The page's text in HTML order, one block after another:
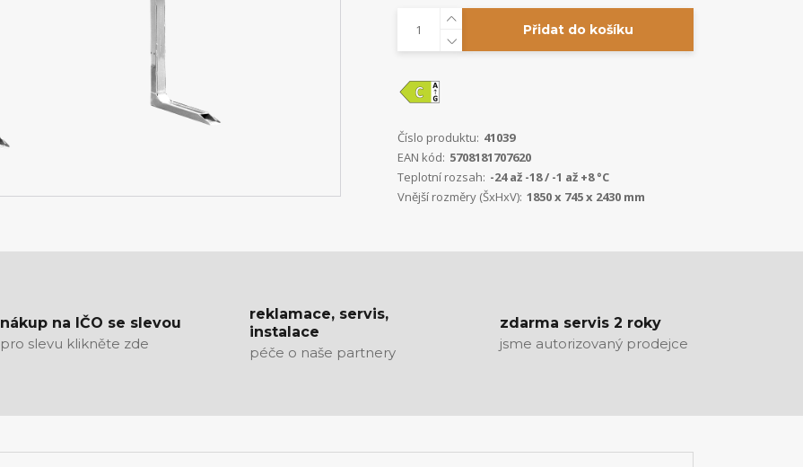
Přidat do košíku
Číslo produktu: 41039
EAN kód: 5708181707620
Teplotní rozsah: -24 až -18 / -1 až +8 °C
Vnější rozměry (ŠxHxV): 1850 x 745 x 2430 mm
nákup na IČO se slevou
pro slevu klikněte zde
reklamace, servis,
instalace
péče o naše partnery
zdarma servis 2 roky
jsme autorizovaný prodejce